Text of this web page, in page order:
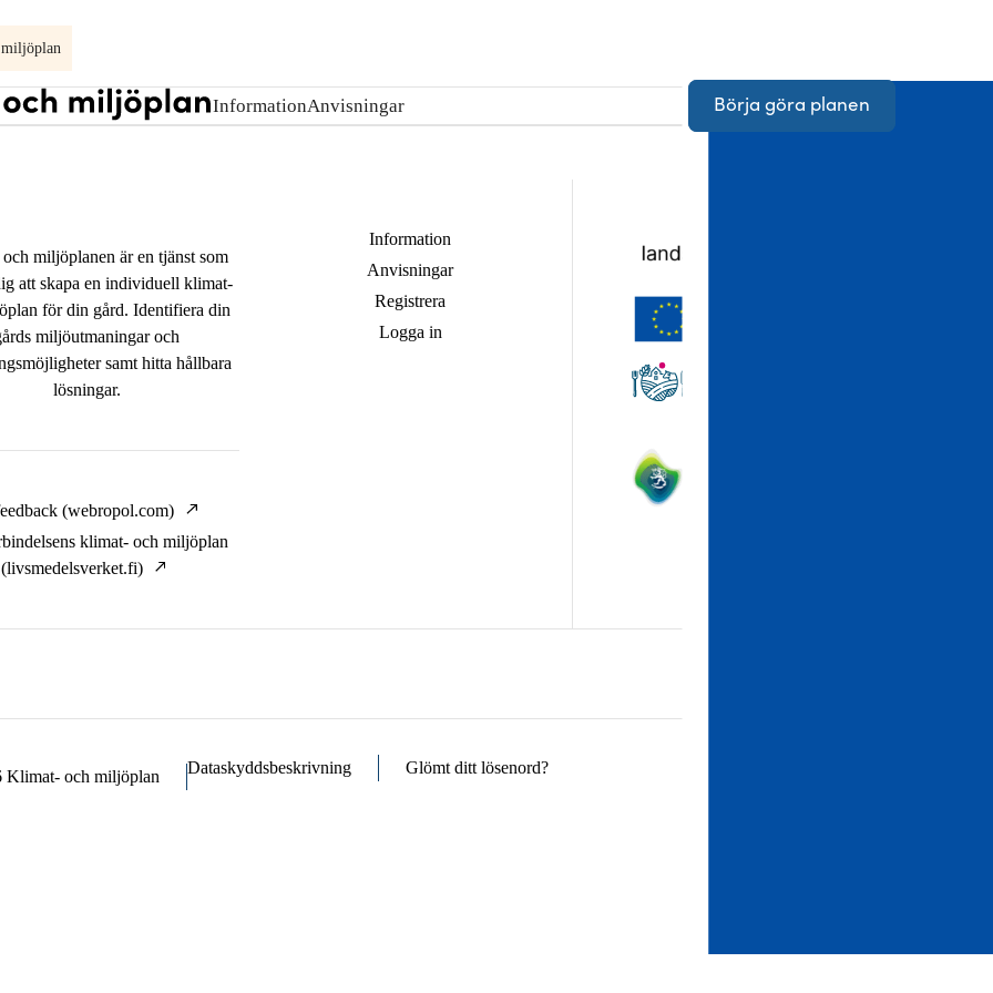
Information Open
child
Anvisningar Börja göra planen
miljöplanen är en tjänst som
att skapa en individuell klimat-
för din gård. Identifiera din
miljöutmaningar och
samt hitta hållbara
lösningar.
(webropol.com)
klimat- och miljöplan
(livsmedelsverket.fi)
Information
Anvisningar
Registrera
Logga in
Klimat- och miljöplan Dataskyddsbeskrivning Glömt ditt lösenord?